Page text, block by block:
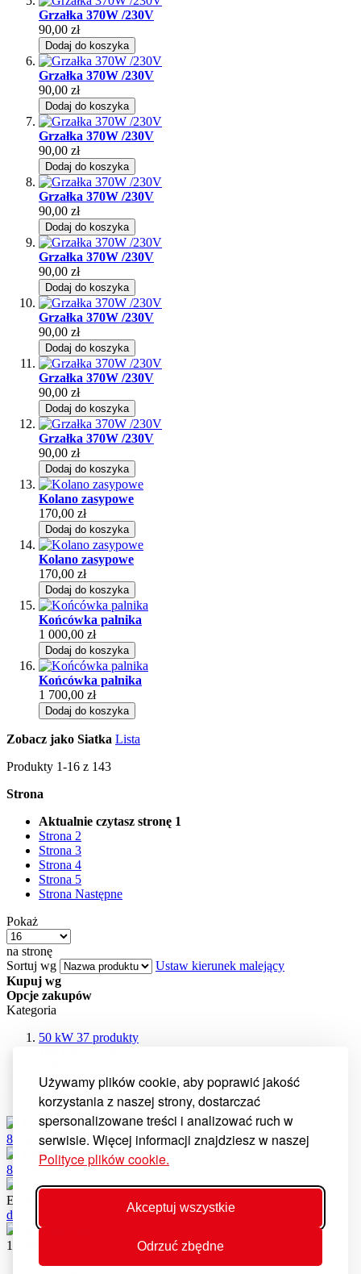
Używamy plików cookie, aby poprawić jakość
korzystania z naszej strony, dostarczać
spersonalizowane treści i analizować ruch w
serwisie. Więcej informacji znajdziesz w naszej
Polityce plików cookie.
Akceptuj wszystkie
Odrzuć zbędne
Grzałka 370W /230V
90,00 zł
Dodaj do koszyka
Grzałka 370W /230V
90,00 zł
Dodaj do koszyka
Grzałka 370W /230V
90,00 zł
Dodaj do koszyka
Grzałka 370W /230V
90,00 zł
Dodaj do koszyka
Grzałka 370W /230V
90,00 zł
Dodaj do koszyka
Grzałka 370W /230V
90,00 zł
Dodaj do koszyka
Grzałka 370W /230V
90,00 zł
Dodaj do koszyka
Grzałka 370W /230V
90,00 zł
Dodaj do koszyka
Kolano zasypowe
170,00 zł
Dodaj do koszyka
Kolano zasypowe
170,00 zł
Dodaj do koszyka
Końcówka palnika
1 000,00 zł
Dodaj do koszyka
Końcówka palnika
1 700,00 zł
Dodaj do koszyka
Zobacz jako Siatka Lista
Produkty 1-16 z 143
Strona
Aktualnie czytasz stronę 1
Strona 2
Strona 3
Strona 4
Strona 5
Strona Następne
Pokaż
na stronę
Sortuj wg
Ustaw kierunek malejący
Kupuj wg
Opcje zakupów
Kategoria
50 kW 37 produkty
200 kW20 produkty
300 kW
19
Dział części
87 429 56 21
Infolinia serwisowa
87 429 56 56
E-mail
dc@kostrzewa.com.pl
ul. Przemysłowa 1
11-500 Giżycko